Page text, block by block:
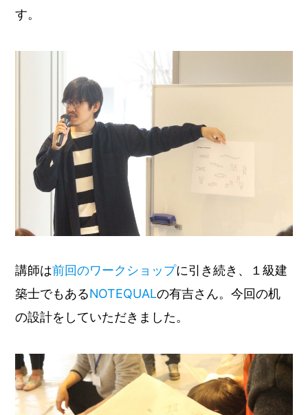
す。
講師は前回のワークショップに引き続き、１級建
築士でもあるNOTEQUALの有吉さん。今回の机
の設計をしていただきました。